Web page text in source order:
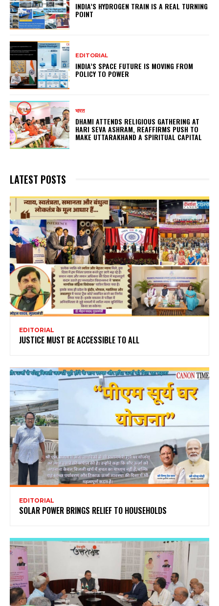
INDIA’S HYDROGEN TRAIN IS A REAL TURNING
POINT
EDITORIAL
INDIA’S SPACE FUTURE IS MOVING FROM
POLICY TO POWER
भारत
DHAMI ATTENDS RELIGIOUS GATHERING AT
HARI SEVA ASHRAM, REAFFIRMS PUSH TO
MAKE UTTARAKHAND A SPIRITUAL CAPITAL
LATEST POSTS
EDITORIAL
JUSTICE MUST BE ACCESSIBLE TO ALL
EDITORIAL
SOLAR POWER BRINGS RELIEF TO HOUSEHOLDS